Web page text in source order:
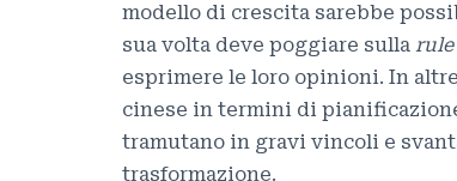
modello di crescita sarebbe
sua volta deve poggiare sulla rule
esprimere le loro opinioni. In
cinese in termini di
tramutano in gravi vincoli e
trasformazione.